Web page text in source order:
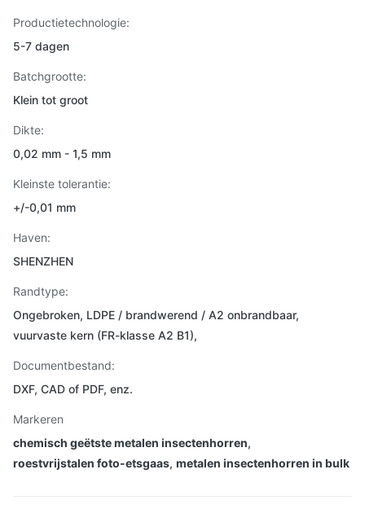
Productietechnologie:
5-7 dagen
Batchgrootte:
Klein tot groot
Dikte:
0,02 mm - 1,5 mm
Kleinste tolerantie:
+/-0,01 mm
Haven:
SHENZHEN
Randtype:
Ongebroken, LDPE / brandwerend / A2 onbrandbaar,
vuurvaste kern (FR-klasse A2 B1),
Documentbestand:
DXF, CAD of PDF, enz.
Markeren
chemisch geëtste metalen insectenhorren,
roestvrijstalen foto-etsgaas, metalen insectenhorren in bulk